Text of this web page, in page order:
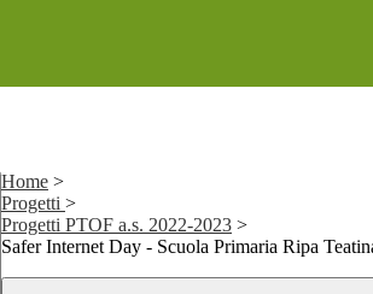
Home >
Progetti >
Progetti PTOF a.s. 2022-2023 >
Safer Internet Day - Scuola Primaria Ripa